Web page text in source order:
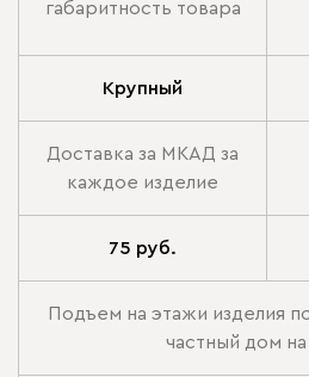
габаритность товара
Крупный
Доставка за МКАД за
каждое изделие
75 руб.
Подъем на этажи изделия
частный дом на